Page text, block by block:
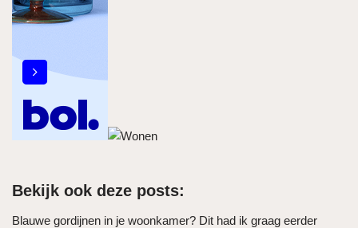
Bekijk ook deze posts:
Blauwe gordijnen in je woonkamer? Dit had ik graag eerder